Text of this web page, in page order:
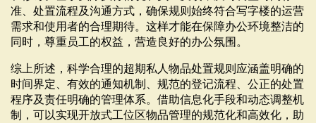
准、处置流程及沟通方式，确保规则始终符合写字楼的运营
需求和使用者的合理期待。这样才能在保障办公环境整洁的
同时，尊重员工的权益，营造良好的办公氛围。
综上所述，科学合理的超期私人物品处置规则应涵盖明确的
时间界定、有效的通知机制、规范的登记流程、公正的处置
程序及责任明确的管理体系。借助信息化手段和动态调整机
制，可以实现开放式工位区物品管理的规范化和高效化，助